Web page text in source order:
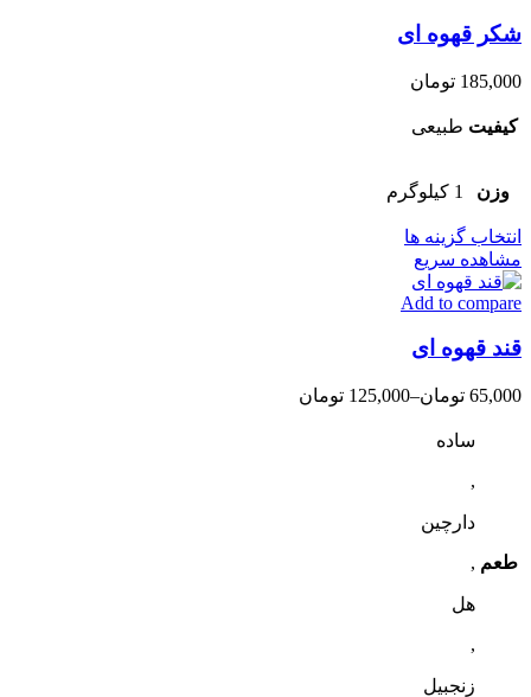
می
صفحه
شکر قهوه ای
185,000 تومان
کیفیت طبیعی
وزن 1 کیلوگرم
انتخاب گزینه ها
انواع
گزینه
مشاهده سریع
Add to compare
قند قهوه ای
65,000 تومان–
125,000 تومان
طعم
ساده
,
دارچین
,
هل
,
زنجبیل